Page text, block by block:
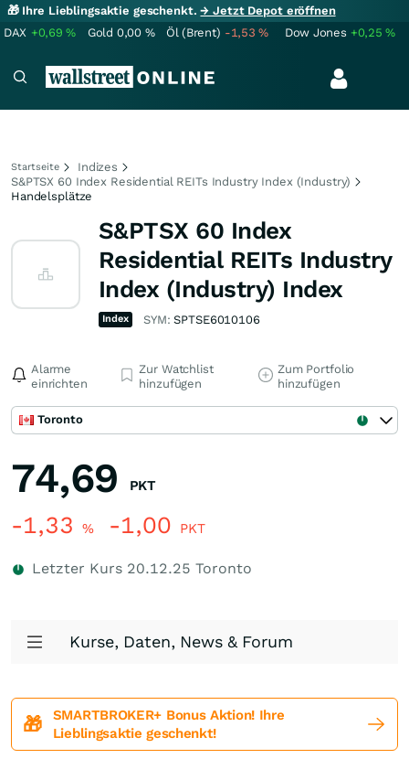
🎁 Ihre Lieblingsaktie geschenkt.→ Jetzt Depot eröffnen
DAX +0,69% Gold 0,00 % Öl (Brent) -1,53% Dow Jones +0,25%
Startseite
Indizes
S&PTSX 60 Index Residential REITs Industry Index (Industry)
Handelsplätze
S&PTSX 60 Index
Residential REITs Industry
Index (Industry) Index
Index SYM:SPTSE6010106
Alarme
einrichten
Zur Watchlist
hinzufügen
Zum Portfolio
hinzufügen
Toronto
74,69 PKT
-1,33 % -1,00 PKT
Letzter Kurs 20.12.25 Toronto
Kurse, Daten, News & Forum
🎁
SMARTBROKER+ Bonus Aktion! Ihre
Lieblingsaktie geschenkt!